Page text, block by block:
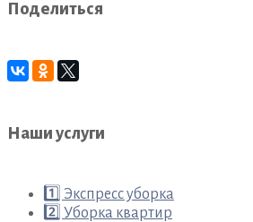
Поделиться
Наши услуги
1️⃣ Экспресс уборка
2️⃣ Уборка квартир